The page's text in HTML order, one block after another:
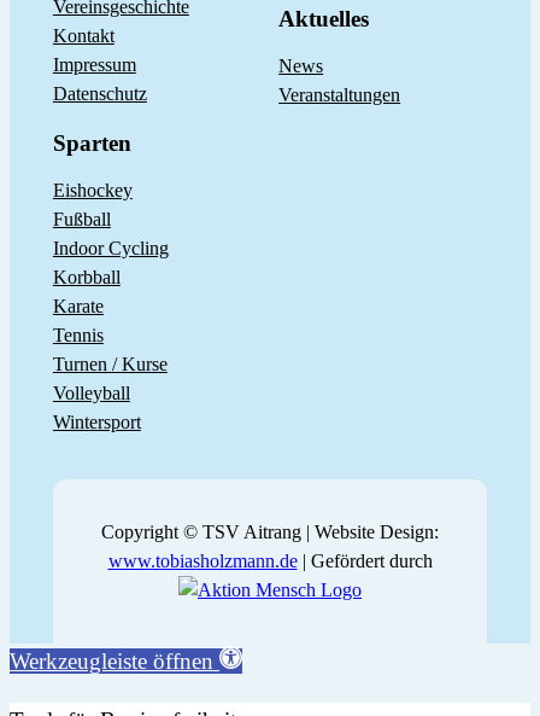
Vereinsgeschichte
Kontakt
Impressum
Datenschutz
Aktuelles
News
Veranstaltungen
Sparten
Eishockey
Fußball
Indoor Cycling
Korbball
Karate
Tennis
Turnen / Kurse
Volleyball
Wintersport
Copyright © TSV Aitrang | Website Design:
www.tobiasholzmann.de| Gefördert durch
Werkzeugleiste öffnen